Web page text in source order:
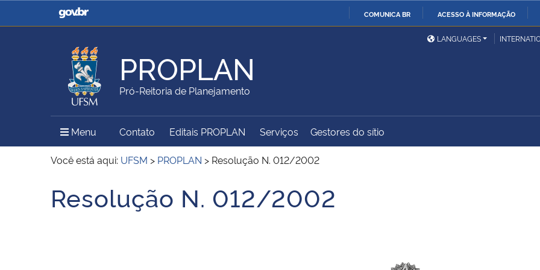
COMUNICA BR ACESSO À INFORMAÇÃO
Casa Civil
Ministério da Justiça e
Ministério da Defesa
Ministério das Relações
Exteriores
Ministério da Agricultura,
Pecuária e Abastecimento
Ministério da Educação
Ministério do Meio Ambiente Ministério do Turismo
Ministério do
Desenvolvimento Regional
Secretaria de Governo
Gabinete de Segurança
Advocacia-Geral da União
LANGUAGES
PROPLAN
Pró-Reitoria de Planejamento
Menu Menu Principal do Sítio
Contato Editais PROPLAN Serviços Gestores do sítio
Você está aqui: UFSM > PROPLAN > Resolução N. 012/2002
Início do conteúdo
Resolução N. 012/2002